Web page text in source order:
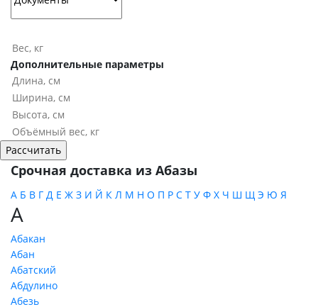
Дополнительные параметры
Срочная доставка из Абазы
А Б В Г Д Е Ж З И Й К Л М Н О П Р С Т У Ф Х Ч Ш Щ Э Ю Я
А
Абакан
Абан
Абатский
Абдулино
Абезь